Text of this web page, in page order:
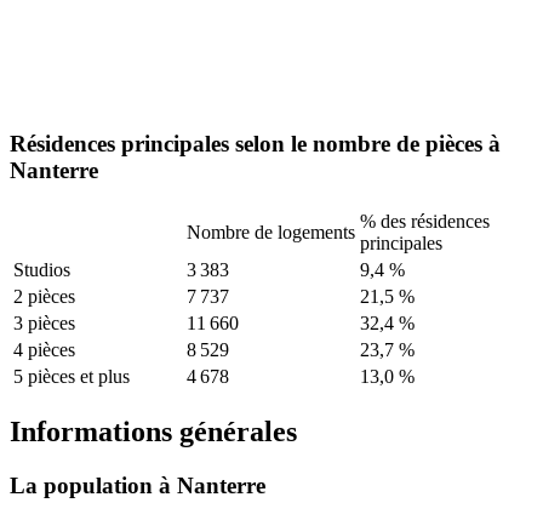
Résidences principales selon le nombre de pièces à
Nanterre
Nombre de logements
% des résidences
principales
Studios
3 383
9,4 %
2 pièces
7 737
21,5 %
3 pièces
11 660
32,4 %
4 pièces
8 529
23,7 %
5 pièces et plus
4 678 13,0 %
Informations générales
La population à Nanterre